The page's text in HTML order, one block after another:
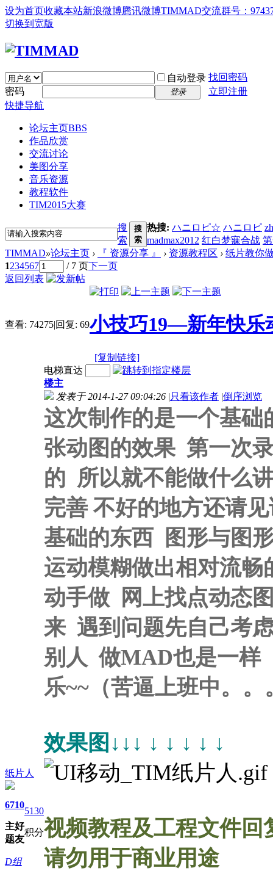
设为首页收藏本站新浪微博腾讯微博TIMMAD交流群号：
切换到宽版
自动登录 找回密码
密码
登录
立即注册
快捷导航
论坛主页BBS
作品欣赏
交流讨论
美图分享
音乐资源
教程软件
TIM2015大赛
搜
索
搜
索
热搜: ハニロピ☆ ハニロピ
madmax2012 红白梦寐合战
TIMMAD»论坛主页 › 『 资源分享 』 › 资源教程区 › 纸片教你
1234567 / 7 页下一页
返回列表
查看: 74275|回复: 69小技巧19—新年快乐
[复制链接]
纸片人
67
主
题
10
好
友
5130
积分
D组
电梯直达
楼主
发表于 2014-1-27 09:04:26 |只看该作者 |倒序浏览
这次制作的是一个基础
张动图的效果 第一次
的 所以就不能做什么
完善 不好的地方还请
基础的东西 图形与图
运动模糊做出相对流
动手做 网上找点动态
来 遇到问题先自己考
别人 做MAD也是一
乐~~（苦逼上班中。。
效果图↓↓↓ ↓ ↓ ↓ ↓ ↓
视频教程及工程文件
请勿用于商业用途